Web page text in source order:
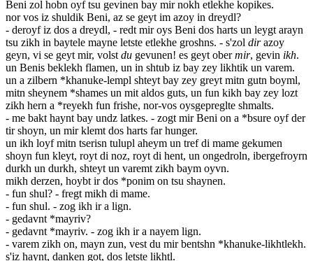
Beni zol hobn oyf tsu gevinen bay mir nokh etlekhe kopikes.
nor vos iz shuldik Beni, az se geyt im azoy in dreydl?
- deroyf iz dos a dreydl, - redt mir oys Beni dos harts un leygt arayn
tsu zikh in baytele mayne letste etlekhe groshns. - s'zol dirazoy
geyn, vi se geyt mir, volst du gevunen! es geyt obermir, gevin ikh.
un Benis beklekh flamen, un in shtub iz bay zey likhtik un varem.
un a zilbern *khanuke-lempl shteyt bay zey greyt mitn gutn boyml,
mitn sheynem *shames un mit aldos guts, un fun kikh bay zey lozt
zikh hern a *reyekh fun frishe, nor-vos oysgepreglte shmalts.
- me bakt haynt bay undz latkes. - zogt mir Beni on a *bsure oyf der
tir shoyn, un mir klemt dos harts far hunger.
un ikh loyf mitn tserisn tulupl aheym un tref di mame gekumen
shoyn fun kleyt, royt di noz, royt di hent, un ongedroln, ibergefroyrn
durkh un durkh, shteyt un varemt zikh baym oyvn.
mikh derzen, hoybt ir dos *ponim on tsu shaynen.
- fun shul? - fregt mikh di mame.
- fun shul. - zog ikh ir a lign.
- gedavnt *mayriv?
- gedavnt *mayriv. - zog ikh ir a nayem lign.
- varem zikh on, mayn zun, vest du mir bentshn *khanuke-likhtlekh.
s'iz haynt, danken got, dos letste likhtl.